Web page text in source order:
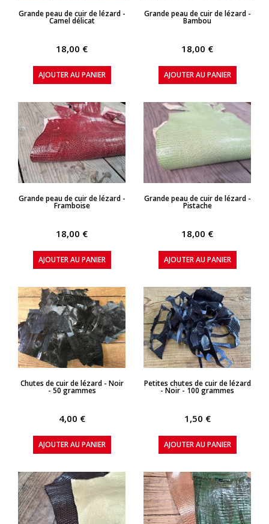
APERÇU RAPIDE
Grande peau de cuir de lézard -
Camel délicat
18,00 €
AJOUTER AU PANIER
APERÇU RAPIDE
Grande peau de cuir de lézard -
Bambou
18,00 €
AJOUTER AU PANIER
APERÇU RAPIDE
Grande peau de cuir de lézard -
Framboise
18,00 €
AJOUTER AU PANIER
APERÇU RAPIDE
Grande peau de cuir de lézard -
Pistache
18,00 €
AJOUTER AU PANIER
APERÇU RAPIDE
Chutes de cuir de lézard - Noir
- 50 grammes
4,00 €
AJOUTER AU PANIER
APERÇU RAPIDE
Petites chutes de cuir de lézard
- Noir - 100 grammes
1,50 €
AJOUTER AU PANIER